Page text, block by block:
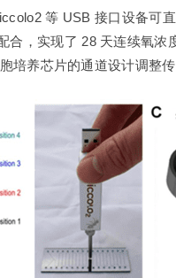
等 USB 接口设备可
，实现了 28 天连续氧
培养芯片的通道设计调整传